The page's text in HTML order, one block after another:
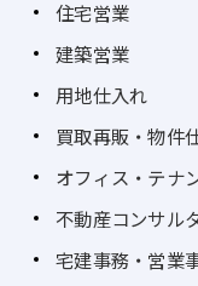
住宅営業
建築営業
用地仕入れ
買取再販・物件
オフィス・テナ
不動産コンサル
宅建事務・営業